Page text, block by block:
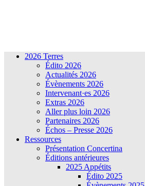
2026 Terres
Édito 2026
Actualités 2026
Évènements 2026
Intervenant·es 2026
Extras 2026
Aller plus loin 2026
Partenaires 2026
Échos – Presse 2026
Ressources
Présentation Concertina
Éditions antérieures
2025 Appétits
Édito 2025